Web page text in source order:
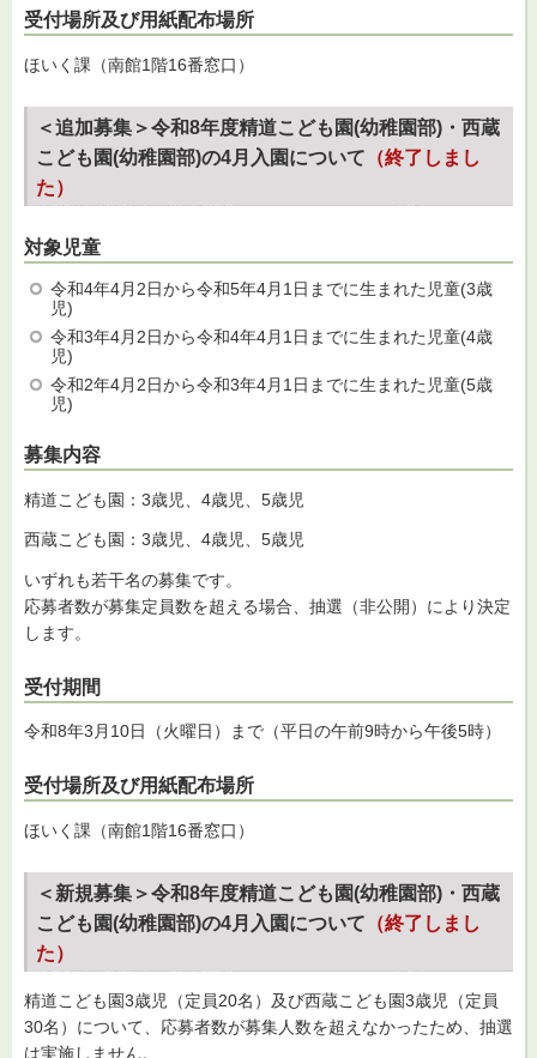
受付場所及び用紙配布場所
ほいく課（南館1階16番窓口）
＜追加募集＞令和8年度精道こども園(幼稚園部)・西蔵
こども園(幼稚園部)の4月入園について （終了しまし
た）
対象児童
令和4年4月2日から令和5年4月1日までに生まれた児童(3歳
児)
令和3年4月2日から令和4年4月1日までに生まれた児童(4歳
児)
令和2年4月2日から令和3年4月1日までに生まれた児童(5歳
児)
募集内容
精道こども園：3歳児、4歳児、5歳児
西蔵こども園：3歳児、4歳児、5歳児
いずれも若干名の募集です。
応募者数が募集定員数を超える場合、抽選（非公開）により決定
します。
受付期間
令和8年3月10日（火曜日）まで（平日の午前9時から午後5時）
受付場所及び用紙配布場所
ほいく課（南館1階16番窓口）
＜新規募集＞令和8年度精道こども園(幼稚園部)・西蔵
こども園(幼稚園部)の4月入園について （終了しまし
た）
精道こども園3歳児（定員20名）及び西蔵こども園3歳児（定員
30名）について、応募者数が募集人数を超えなかったため、抽選
は実施しません。